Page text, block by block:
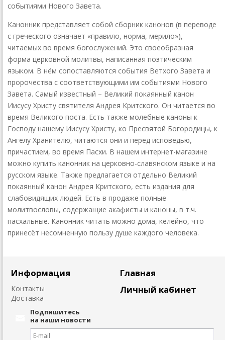
событиями Нового Завета.
Канонник представляет собой сборник канонов (в переводе
с греческого означает «правило, норма, мерило»),
читаемых во время богослужений. Это своеобразная
форма церковной молитвы, написанная поэтическим
языком. В нём сопоставляются события Ветхого Завета и
пророчества с соответствующими им событиями Нового
Завета. Самый известный – Великий покаянный канон
Иисусу Христу святителя Андрея Критского. Он читается во
время Великого поста. Есть также молебные каноны к
Господу нашему Иисусу Христу, ко Пресвятой Богородицы, к
Ангелу Хранителю, читаются они и перед исповедью,
причастием, во время Пасхи. В нашем интернет-магазине
можно купить канонник на церковно-славянском языке и на
русском языке. Также предлагается отдельно Великий
покаянный канон Андрея Критского, есть издания для
слабовидящих людей. Есть в продаже полные
молитвословы, содержащие акафисты и каноны, в т.ч.
пасхальные. Канонник читать можно дома, келейно, что
принесёт несомненную пользу душе каждого человека.
Информация
Контакты
Доставка
Главная
Личный кабинет
Подпишитесь
на наши новости